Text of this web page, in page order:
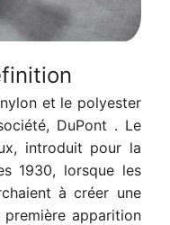
et le polyester
DuPont . Le
introduit pour la
1930, lorsque les
à créer une
apparition